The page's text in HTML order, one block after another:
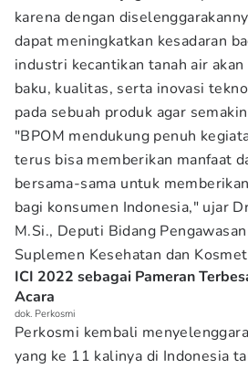
karena dengan
dapat meningkatkan kesadaran
industri kecantikan tanah air
baku, kualitas, serta inovasi
pada sebuah produk agar
"BPOM mendukung penuh
terus bisa memberikan manfaat
bersama-sama untuk
bagi konsumen Indonesia," ujar
M.Si., Deputi Bidang
Suplemen Kesehatan dan
ICI 2022 sebagai Pameran
Acara
dok. Perkosmi
Perkosmi kembali
yang ke 11 kalinya di Indonesia